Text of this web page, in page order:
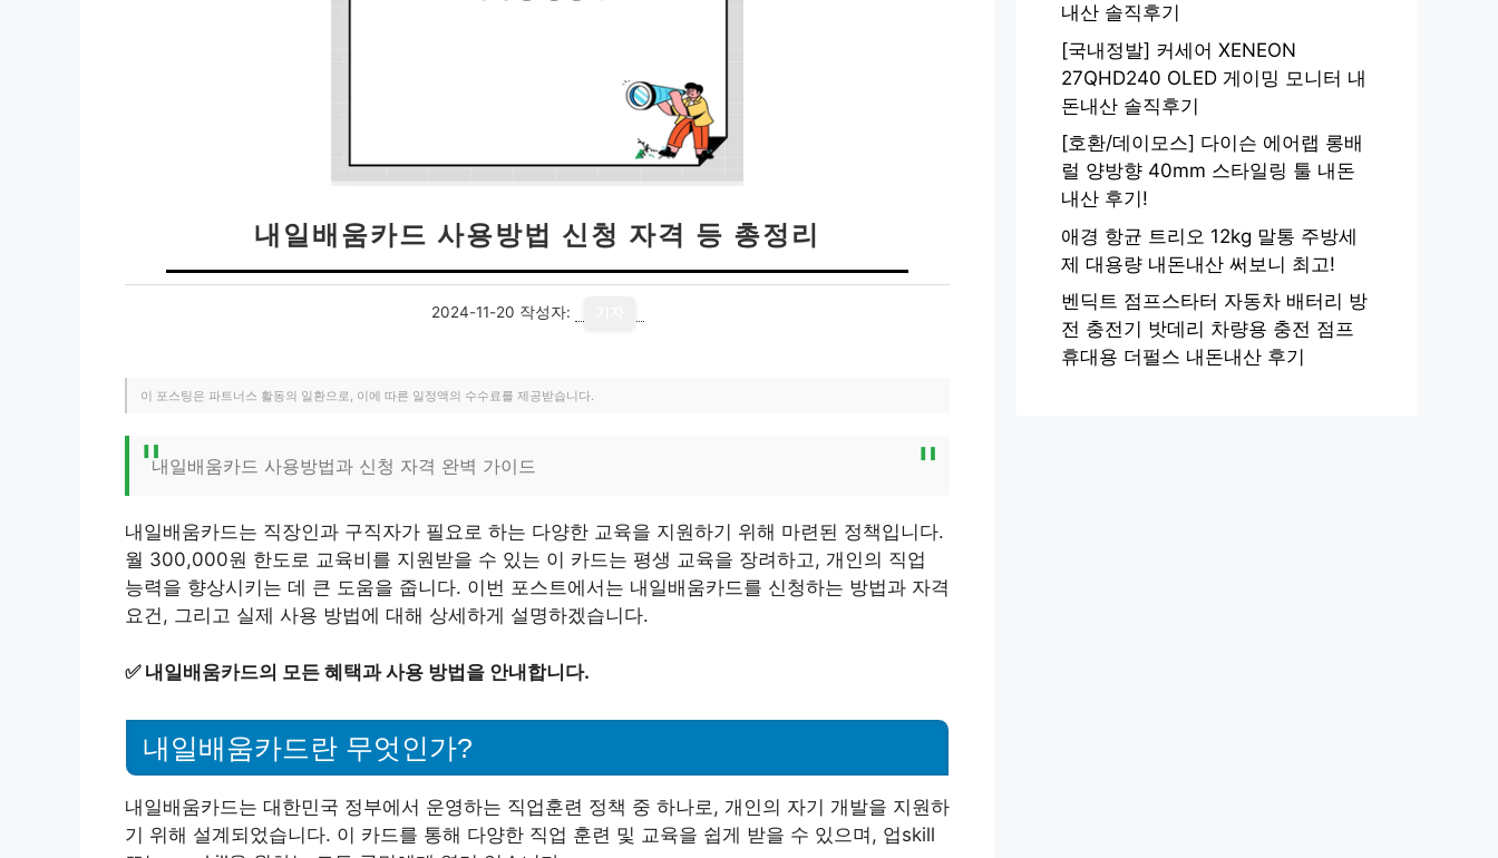
내일배움카드 사용방법 신청 자격 등 총정리
2024-11-20 작성자:
이 포스팅은 파트너스 활동의 일환으로, 이에 따른 일정액의 수수료를 제공받습니다.
내일배움카드 사용방법과 신청 자격 완벽 가이드
내일배움카드는 직장인과 구직자가 필요로 하는 다양한 교육을 지원하기 위해 마련된 정책입니다.
월 300,000원 한도로 교육비를 지원받을 수 있는 이 카드는 평생 교육을 장려하고, 개인의 직업
능력을 향상시키는 데 큰 도움을 줍니다. 이번 포스트에서는 내일배움카드를 신청하는 방법과 자격
요건, 그리고 실제 사용 방법에 대해 상세하게 설명하겠습니다.
✅ 내일배움카드의 모든 혜택과 사용 방법을 안내합니다.
내일배움카드란 무엇인가?
내일배움카드는 대한민국 정부에서 운영하는 직업훈련 정책 중 하나로, 개인의 자기 개발을 지원하
기 위해 설계되었습니다. 이 카드를 통해 다양한 직업 훈련 및 교육을 쉽게 받을 수 있으며, 업skill
내산 솔직후기
[국내정발] 커세어 XENEON
27QHD240 OLED 게이밍 모니터 내
돈내산 솔직후기
[호환/데이모스] 다이슨 에어랩 롱배
럴 양방향 40mm 스타일링 툴 내돈
내산 후기!
애경 항균 트리오 12kg 말통 주방세
제 대용량 내돈내산 써보니 최고!
벤딕트 점프스타터 자동차 배터리 방
전 충전기 밧데리 차량용 충전 점프
휴대용 더펄스 내돈내산 후기